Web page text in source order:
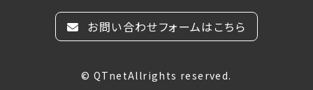
お問い合わせフォームはこちら
© QTnetAllrights reserved.